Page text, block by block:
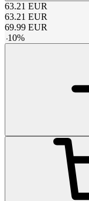
63.21 EUR
63.21 EUR
69.99 EUR
-10%